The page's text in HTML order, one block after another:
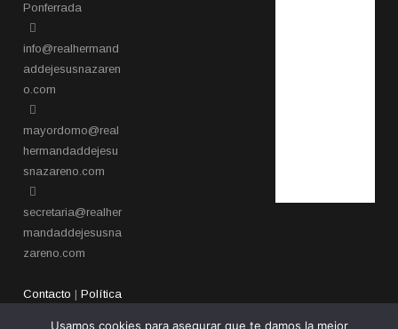
Ponferrada​
info@realhermand
addejesusnazaren
o.com
mayordomo@real
hermandaddejesu
snazareno.com
secretaria@realher
mandaddejesusna
zareno.com
Contacto |Política
Usamos cookies para asegurar que te damos la mejor